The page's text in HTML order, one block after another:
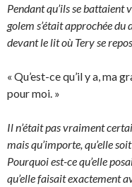
Pendant qu’ils se battaient
golem s’était approchée
devant le lit où Tery se
« Qu’est-ce qu’il y a, ma
pour moi. »
Il n’était pas vraiment
mais qu’importe, qu’elle
Pourquoi est-ce qu’elle
qu’elle faisait exactement